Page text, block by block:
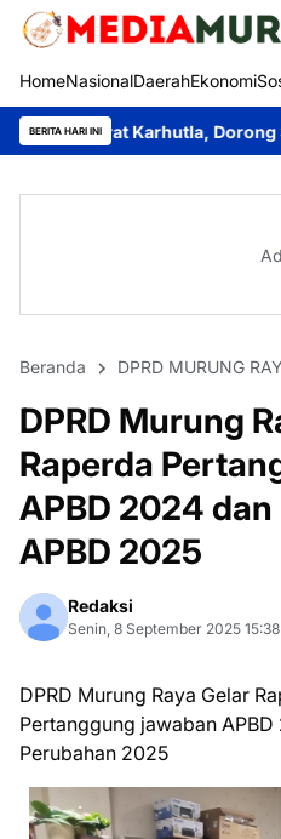
HomeNasionalDaerahEkonomi
BERITA HARI INIDorong Sinergi Seluruh
Ad
Beranda DPRD MURUNG
DPRD Murung
Raperda
APBD 2024
APBD 2025
Redaksi
Senin, 8 September 2025
DPRD Murung Raya Gelar
Pertanggung jawaban APBD
Perubahan 2025